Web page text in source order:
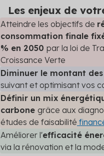
Les enjeux de
Atteindre les objectifs de
consommation finale
% en 2050 par la loi de
Croissance Verte
Diminuer le montant
suivant et optimisant vos
Définir un mix
carbone grâce aux
études de faisabilité
Améliorer l'efficacité
via la rénovation et la